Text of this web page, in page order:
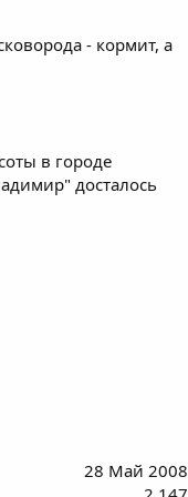
- кормит, а
в городе
досталось
28 Май 2008